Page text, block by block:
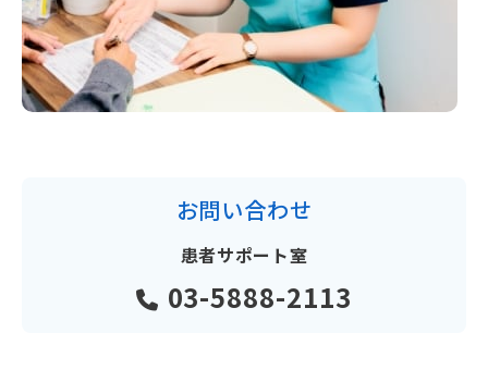
お問い合わせ
患者サポート室
03-5888-2113